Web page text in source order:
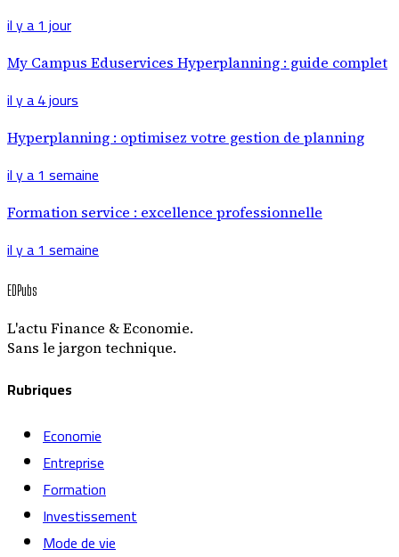
il y a 1 jour
My Campus Eduservices Hyperplanning : guide complet
il y a 4 jours
Hyperplanning : optimisez votre gestion de planning
il y a 1 semaine
Formation service : excellence professionnelle
il y a 1 semaine
EDPubs
L'actu Finance & Economie.
Sans le jargon technique.
Rubriques
Economie
Entreprise
Formation
Investissement
Mode de vie